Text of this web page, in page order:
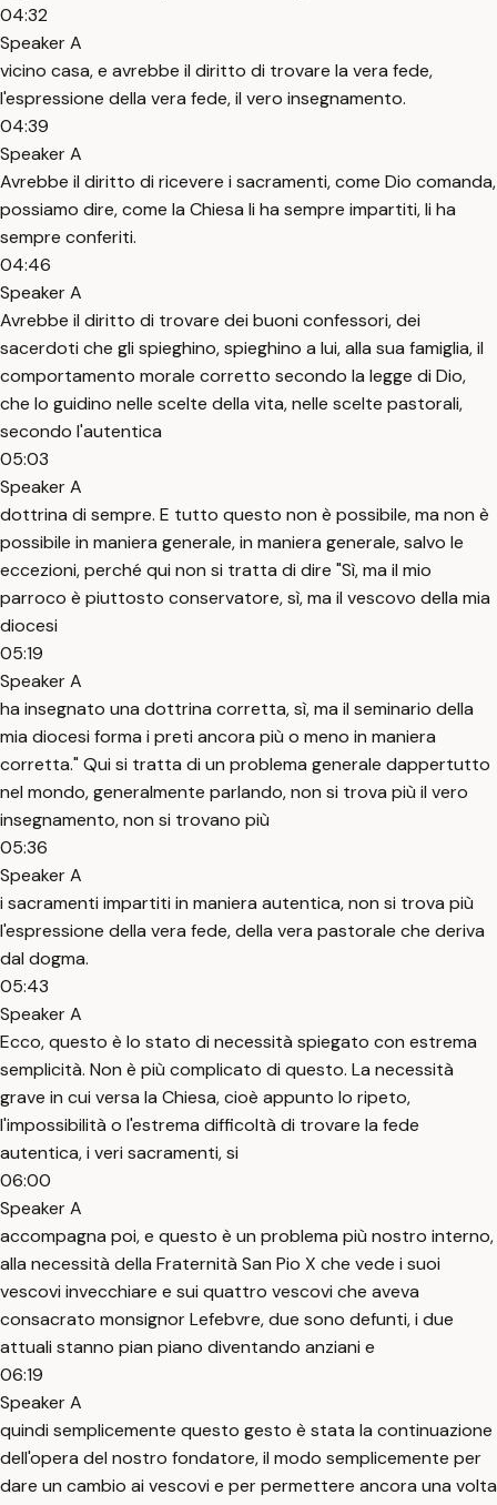
04:32
Speaker A
vicino casa, e avrebbe il diritto di trovare la vera fede,
l'espressione della vera fede, il vero insegnamento.
04:39
Speaker A
Avrebbe il diritto di ricevere i sacramenti, come Dio comanda,
possiamo dire, come la Chiesa li ha sempre impartiti, li ha
sempre conferiti.
04:46
Speaker A
Avrebbe il diritto di trovare dei buoni confessori, dei
sacerdoti che gli spieghino, spieghino a lui, alla sua famiglia, il
comportamento morale corretto secondo la legge di Dio,
che lo guidino nelle scelte della vita, nelle scelte pastorali,
secondo l'autentica
05:03
Speaker A
dottrina di sempre. E tutto questo non è possibile, ma non è
possibile in maniera generale, in maniera generale, salvo le
eccezioni, perché qui non si tratta di dire "Sì, ma il mio
parroco è piuttosto conservatore, sì, ma il vescovo della mia
diocesi
05:19
Speaker A
ha insegnato una dottrina corretta, sì, ma il seminario della
mia diocesi forma i preti ancora più o meno in maniera
corretta." Qui si tratta di un problema generale dappertutto
nel mondo, generalmente parlando, non si trova più il vero
insegnamento, non si trovano più
05:36
Speaker A
i sacramenti impartiti in maniera autentica, non si trova più
l'espressione della vera fede, della vera pastorale che deriva
dal dogma.
05:43
Speaker A
Ecco, questo è lo stato di necessità spiegato con estrema
semplicità. Non è più complicato di questo. La necessità
grave in cui versa la Chiesa, cioè appunto lo ripeto,
l'impossibilità o l'estrema difficoltà di trovare la fede
autentica, i veri sacramenti, si
06:00
Speaker A
accompagna poi, e questo è un problema più nostro interno,
alla necessità della Fraternità San Pio X che vede i suoi
vescovi invecchiare e sui quattro vescovi che aveva
consacrato monsignor Lefebvre, due sono defunti, i due
attuali stanno pian piano diventando anziani e
06:19
Speaker A
quindi semplicemente questo gesto è stata la continuazione
dell'opera del nostro fondatore, il modo semplicemente per
dare un cambio ai vescovi e per permettere ancora una volta